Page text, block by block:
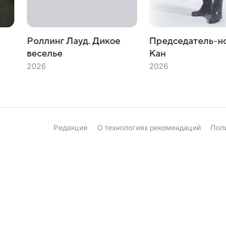
Роллинг Лауд. Дикое
веселье
2026
Председатель-
Кан
2026
Редакция О технологиях рекомендаций